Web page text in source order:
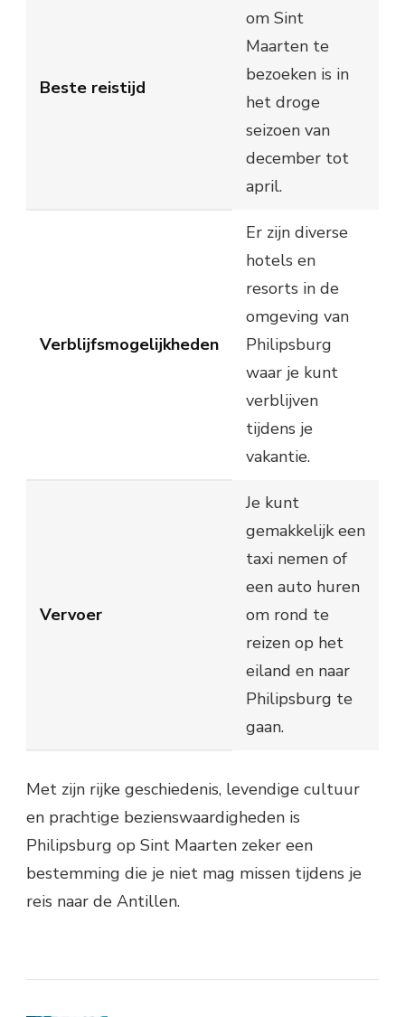
Beste reistijd
om Sint
Maarten te
bezoeken is in
het droge
seizoen van
december tot
april.
Verblijfsmogelijkheden
Er zijn diverse
hotels en
resorts in de
omgeving van
Philipsburg
waar je kunt
verblijven
tijdens je
vakantie.
Vervoer
Je kunt
gemakkelijk een
taxi nemen of
een auto huren
om rond te
reizen op het
eiland en naar
Philipsburg te
gaan.
Met zijn rijke geschiedenis, levendige cultuur
en prachtige bezienswaardigheden is
Philipsburg op Sint Maarten zeker een
bestemming die je niet mag missen tijdens je
reis naar de Antillen.